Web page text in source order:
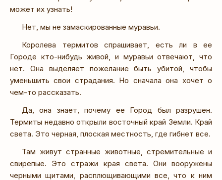
может их узнать!
Нет, мы не замаскированные муравьи.
Королева термитов спрашивает, есть ли в ее
Городе кто-нибудь живой, и муравьи отвечают, что
нет. Она выделяет пожелание быть убитой, чтобы
уменьшить свои страдания. Но сначала она хочет о
чем-то рассказать.
Да, она знает, почему ее Город был разрушен.
Термиты недавно открыли восточный край Земли. Край
света. Это черная, плоская местность, где гибнет все.
Там живут странные животные, стремительные и
свирепые. Это стражи края света. Они вооружены
черными щитами, расплющивающими все, что к ним